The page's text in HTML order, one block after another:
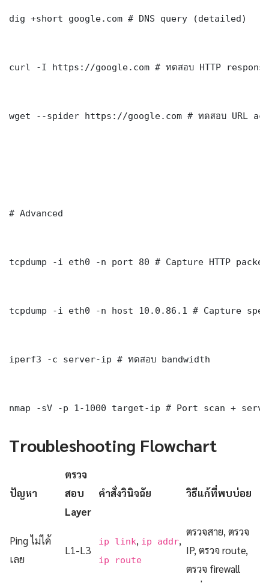
dig +short google.com # DNS query (detailed)
curl -I https://google.com # ทดสอบ HTTP
wget --spider https://google.com # ทดสอบ URL
# Advanced
tcpdump -i eth0 -n port 80 # Capture HTTP
tcpdump -i eth0 -n host 10.0.86.1 # Capture
iperf3 -c server-ip # ทดสอบ bandwidth
nmap -sV -p 1-1000 target-ip # Port scan +
Troubleshooting Flowchart
ปัญหา
ตรวจ
สอบ
Layer
คำสั่งวินิจฉัย วิธีแก้ที่พบบ่อย
Ping ไม่ได้
เลย
L1-L3
ip link, ip addr,
ip route
ตรวจสาย, ตรวจ
IP, ตรวจ route,
ตรวจ firewall